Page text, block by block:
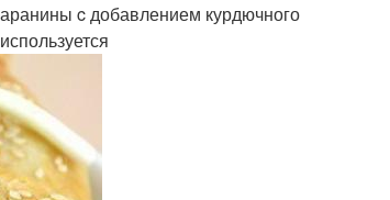
c добавлением курдючного